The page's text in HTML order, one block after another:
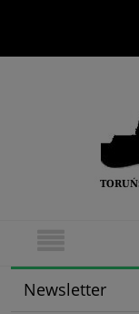
Newsletter